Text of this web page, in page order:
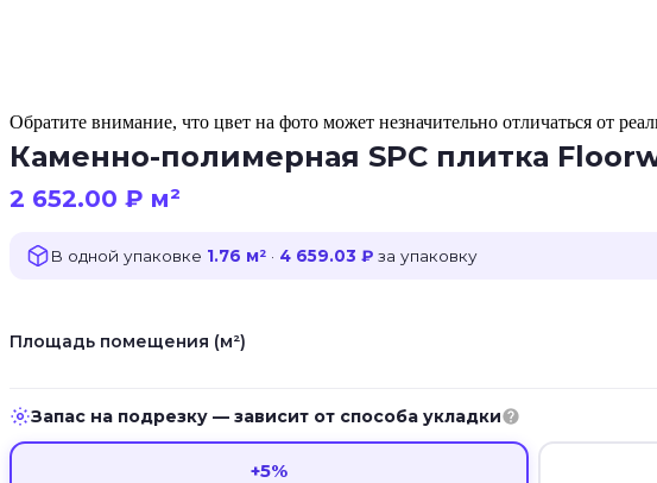
Обратите внимание, что цвет на фото может незначительно отличаться от
Каменно-полимерная SPC плитка
2 652.00 ₽ м²
В одной упаковке 1.76 м² · 4 659.03 ₽ за упаковку
Площадь помещения (м²)
Запас на подрезку — зависит от способа укладки
+5%